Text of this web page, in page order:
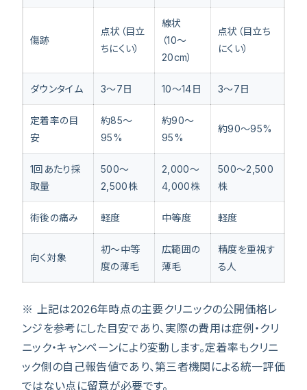
傷跡
点状（目立
ちにくい）
線状
（10〜
20cm）
点状（目立ち
にくい）
ダウンタイム 3〜7日 10〜14日 3〜7日
定着率の目
安
約85〜
95%
約90〜
95%
約90〜95%
1回あたり採
取量
500〜
2,500株
2,000〜
4,000株
500〜2,500
株
術後の痛み 軽度 中等度 軽度
向く対象
初〜中等
度の薄毛
広範囲の
薄毛
精度を重視す
る人
※ 上記は2026年時点の主要クリニックの公開価格レ
ンジを参考にした目安であり、実際の費用は症例・クリ
ニック・キャンペーンにより変動します。定着率もクリニ
ック側の自己報告値であり、第三者機関による統一評価
ではない点に留意が必要です。